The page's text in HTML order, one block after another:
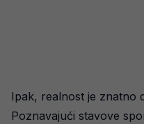
Ipak, realnost je znatno
Poznavajući stavove